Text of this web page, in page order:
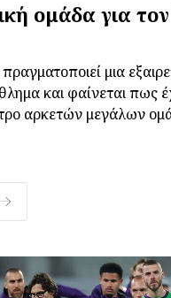
ομάδα για
μια
και φαίνεται πως
αρκετών μεγάλων